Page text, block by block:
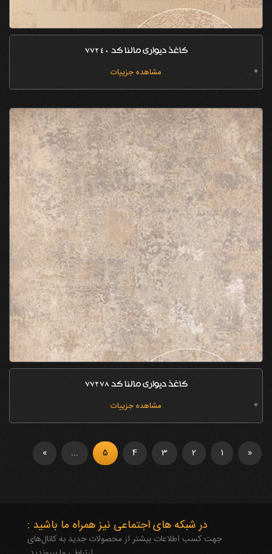
کاغذ دیواری مالنا کد 77240
مشاهده جزییات
کاغذ دیواری مالنا کد 77278
مشاهده جزییات
«
1
2
3
4
5
...
»
در شبکه های اجتماعی نیز همراه ما باشید :
جهت کسب اطلاعات بیشتر از محصولات جدید به کانال‌های